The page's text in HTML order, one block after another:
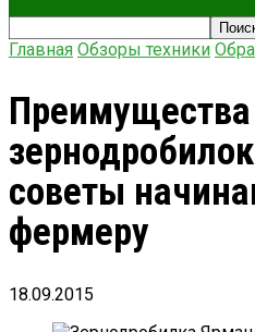
Главная Обзоры техники
Преимущества
советы
фермеру
18.09.2015